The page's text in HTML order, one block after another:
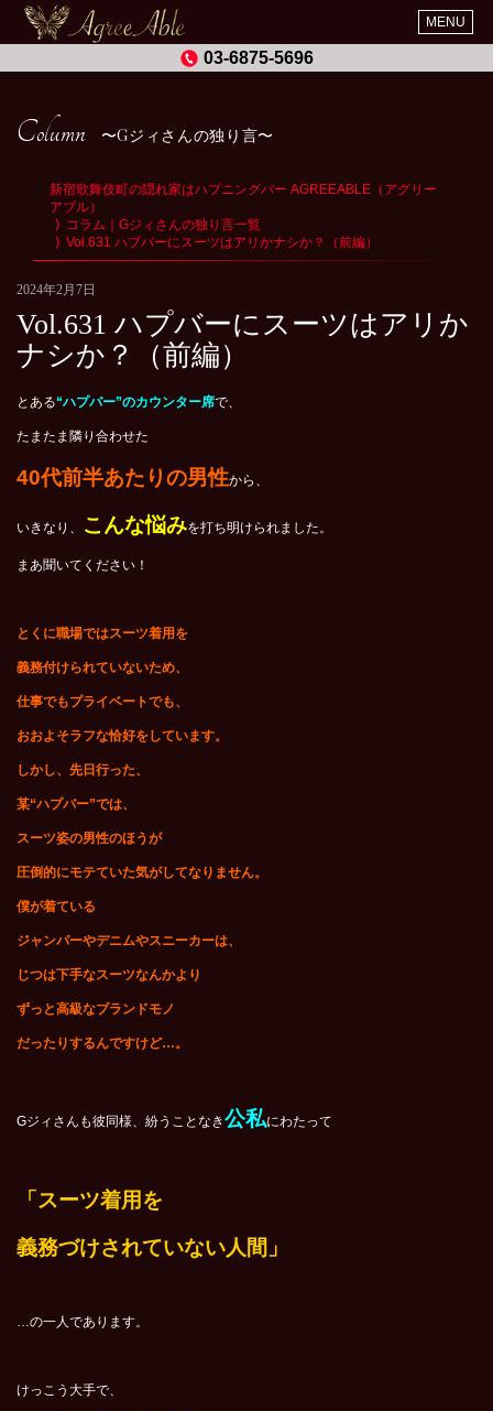
MENU
03-6875-5696
Column Gジィさんの独り言
新宿歌舞伎町の隠れ家はハプニングバー AGREEABLE（アグリー
アブル）
コラム｜Gジィさんの独り言一覧
Vol.631 ハプバーにスーツはアリかナシか？（前編）
2024年2月7日
Vol.631 ハプバーにスーツはアリか
ナシか？（前編）
とある“ハプバー”のカウンター席で、
たまたま隣り合わせた
40代前半あたりの男性から、
いきなり、 こんな悩みを打ち明けられました。
まあ聞いてください！
とくに職場ではスーツ着用を
義務付けられていないため、
仕事でもプライベートでも、
おおよそラフな恰好をしています。
しかし、先日行った、
某“ハプバー”では、
スーツ姿の男性のほうが
圧倒的にモテていた気がしてなりません。
僕が着ている
ジャンパーやデニムやスニーカーは、
じつは下手なスーツなんかより
ずっと高級なブランドモノ
だったりするんですけど…。
Gジィさんも彼同様、紛うことなき公私にわたって
「スーツ着用を
義務づけされていない人間」
…の一人であります。
けっこう大手で、